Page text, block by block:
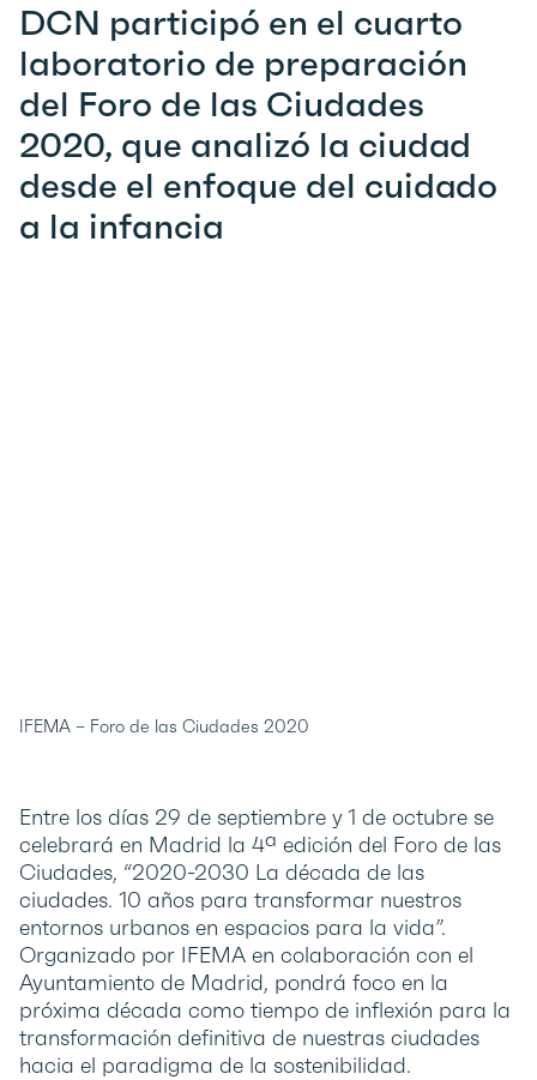
DCN participó en el cuarto
laboratorio de preparación
del Foro de las Ciudades
2020, que analizó la ciudad
desde el enfoque del cuidado
a la infancia
IFEMA – Foro de las Ciudades 2020
Entre los días 29 de septiembre y 1 de octubre se
celebrará en Madrid la 4ª edición del Foro de las
Ciudades, “2020-2030 La década de las
ciudades. 10 años para transformar nuestros
entornos urbanos en espacios para la vida”.
Organizado por IFEMA en colaboración con el
Ayuntamiento de Madrid, pondrá foco en la
próxima década como tiempo de inflexión para la
transformación definitiva de nuestras ciudades
hacia el paradigma de la sostenibilidad.